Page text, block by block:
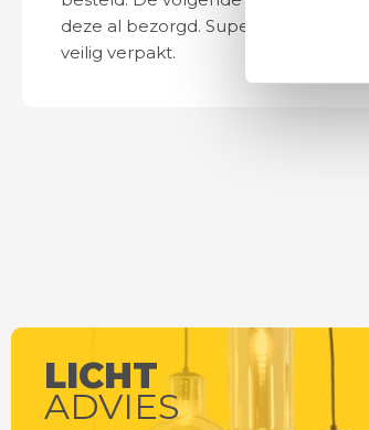
deze al bezorgd. Super netjes en
veilig verpakt.
LICHT
ADVIES